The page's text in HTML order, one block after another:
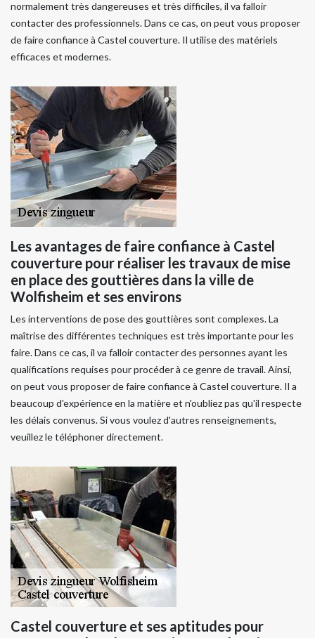
normalement très dangereuses et très difficiles, il va falloir
contacter des professionnels. Dans ce cas, on peut vous proposer
de faire confiance à Castel couverture. Il utilise des matériels
efficaces et modernes.
Les avantages de faire confiance à Castel
couverture pour réaliser les travaux de mise
en place des gouttières dans la ville de
Wolfisheim et ses environs
Les interventions de pose des gouttières sont complexes. La
maîtrise des différentes techniques est très importante pour les
faire. Dans ce cas, il va falloir contacter des personnes ayant les
qualifications requises pour procéder à ce genre de travail. Ainsi,
on peut vous proposer de faire confiance à Castel couverture. Il a
beaucoup d'expérience en la matière et n'oubliez pas qu'il respecte
les délais convenus. Si vous voulez d'autres renseignements,
veuillez le téléphoner directement.
Castel couverture et ses aptitudes pour